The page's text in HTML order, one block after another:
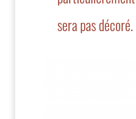
sera pas décoré.